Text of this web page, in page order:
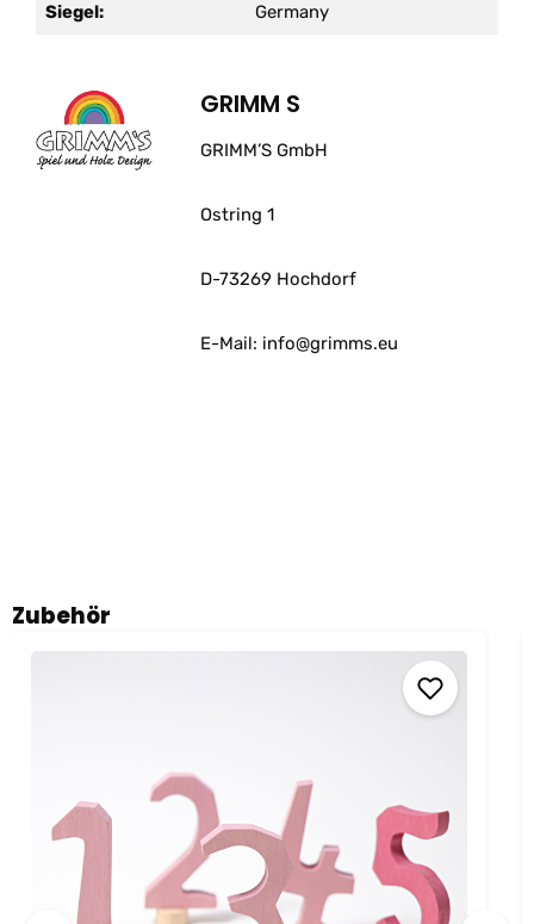
Siegel: Germany
GRIMM S
GRIMM’S GmbH
Ostring 1
D-73269 Hochdorf
E-Mail: info@grimms.eu
Produktgalerie überspringen
Zubehör